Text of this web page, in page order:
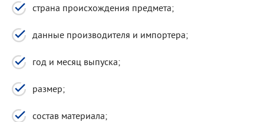
страна происхождения предмета;
данные производителя и импортера;
год и месяц выпуска;
размер;
состав материала;